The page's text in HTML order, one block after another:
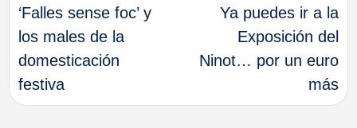
de
entradas
‘Falles sense foc’ y
los males de la
domesticación
festiva
Ya puedes ir a la
Exposición del
Ninot… por un euro
más